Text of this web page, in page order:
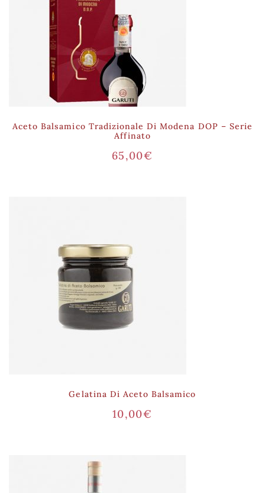
Aceto Balsamico Tradizionale Di Modena DOP – Serie
Affinato
65,00€
Gelatina Di Aceto Balsamico
10,00€